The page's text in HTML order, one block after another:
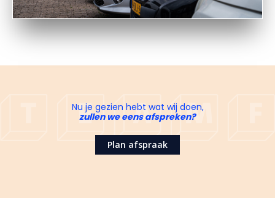
Nu je gezien hebt wat wij doen,
zullen we eens afspreken?
Plan afspraak